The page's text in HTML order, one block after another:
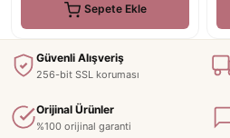
Sepete Ekle
Güvenli Alışveriş
256-bit SSL koruması
Orijinal Ürünler
%100 orijinal garanti